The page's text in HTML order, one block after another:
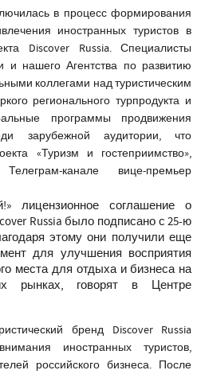
в процесс формирования
иностранных туристов в
Discover Russia. Специалисты
и нашего Агентства по развитию
коллегами над туристическим
регионального турпродукта и
программы продвижения
зарубежной аудитории, что
«Туризм и гостеприимство»,
канале вице-премьер
лицензионное соглашение о
Russia было подписано с 25-ю
этому они получили еще
для улучшения восприятия
места для отдыха и бизнеса на
рынках, говорят в Центре
бренд Discover Russia
иностранных туристов,
российского бизнеса. После